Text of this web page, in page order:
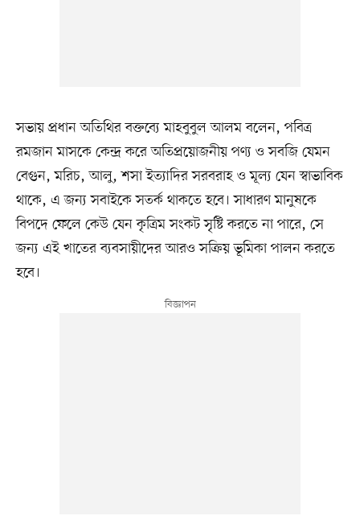
সভায় প্রধান অতিথির বক্তব্যে মাহবুবুল আলম বলেন, পবিত্র
রমজান মাসকে কেন্দ্র করে অতিপ্রয়োজনীয় পণ্য ও সবজি যেমন
বেগুন, মরিচ, আলু, শসা ইত্যাদির সরবরাহ ও মূল্য যেন স্বাভাবিক
থাকে, এ জন্য সবাইকে সতর্ক থাকতে হবে। সাধারণ মানুষকে
বিপদে ফেলে কেউ যেন কৃত্রিম সংকট সৃষ্টি করতে না পারে, সে
জন্য এই খাতের ব্যবসায়ীদের আরও সক্রিয় ভূমিকা পালন করতে
হবে।